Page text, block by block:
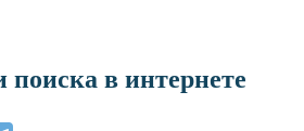
в интернете